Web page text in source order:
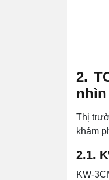
2.
nhìn
Thị
khám
2.1.
KW-